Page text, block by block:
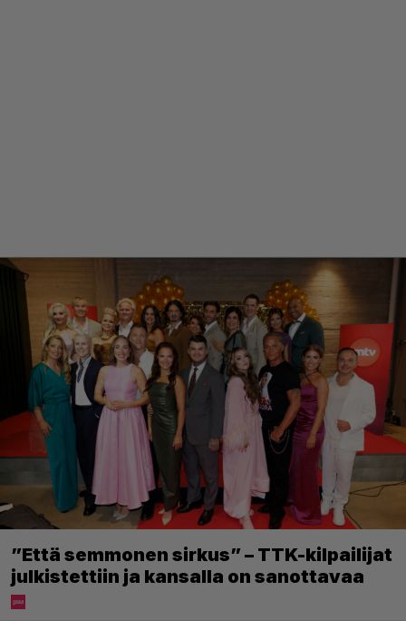
”Että semmonen sirkus” – TTK-kilpailijat
julkistettiin ja kansalla on sanottavaa